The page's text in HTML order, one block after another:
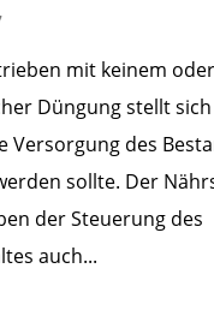
mit keinem
Düngung stellt
Versorgung des
sollte. Der
der Steuerung des
auch...